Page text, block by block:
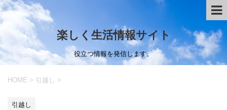
楽しく生活情報サイト
役立つ情報を発信します。
HOME > 引越し >
引越し